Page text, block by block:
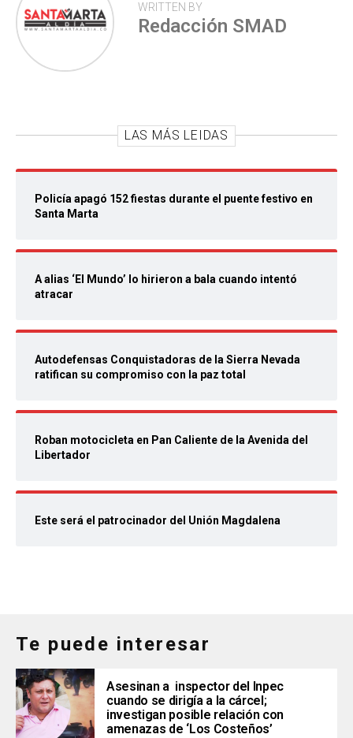
WRITTEN BY
Redacción SMAD
LAS MÁS LEIDAS
Policía apagó 152 fiestas durante el puente festivo en
Santa Marta
A alias ‘El Mundo’ lo hirieron a bala cuando intentó
atracar
Autodefensas Conquistadoras de la Sierra Nevada
ratifican su compromiso con la paz total
Roban motocicleta en Pan Caliente de la Avenida del
Libertador
Este será el patrocinador del Unión Magdalena
Te puede interesar
Asesinan a inspector del Inpec
cuando se dirigía a la cárcel;
investigan posible relación con
amenazas de ‘Los Costeños’